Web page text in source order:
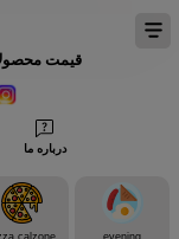
قیمت
درباره ما